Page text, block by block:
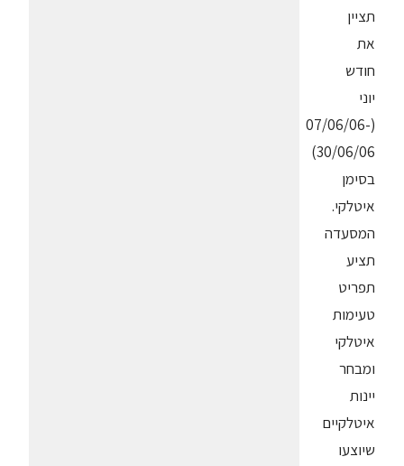
תציין
את
חודש
יוני
(07/06/06-
30/06/06)
בסימן
איטלקי.
המסעדה
תציע
תפריט
טעימות
איטלקי
ומבחר
יינות
איטלקיים
שיוצעו